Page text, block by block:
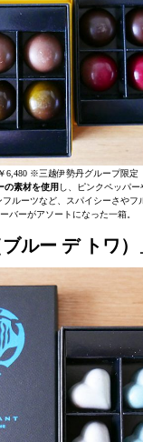
6,480 ※三越伊勢丹グループ限定
の素材を使用 し、ピンクペッパ
ルーツなど、スパイシーさやフ
バーがアソートになった一箱。
ルー デ トワ）